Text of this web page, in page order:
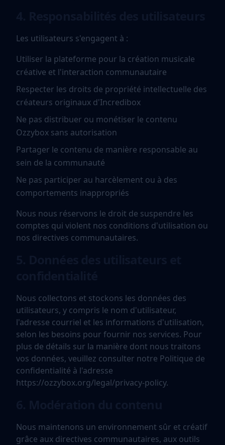
Les utilisateurs s'engagent à :
Utiliser la plateforme pour la création musicale
créative et l'interaction communautaire
Respecter les droits de propriété intellectuelle des
créateurs originaux d'Incredibox
Ne pas distribuer ou monétiser le contenu
Ozzybox sans autorisation
Partager le contenu de manière responsable au
sein de la communauté
Ne pas participer au harcèlement ou à des
comportements inappropriés
Nous nous réservons le droit de suspendre les
comptes qui violent nos conditions d'utilisation ou
nos directives communautaires.
Nous collectons et stockons les données des
utilisateurs, y compris le nom d'utilisateur,
l'adresse courriel et les informations d'utilisation,
selon les besoins pour fournir nos services. Pour
plus de détails sur la manière dont nous traitons
vos données, veuillez consulter notre Politique de
confidentialité à l'adresse
https://ozzybox.org/legal/privacy-policy.
Nous maintenons un environnement sûr et créatif
grâce aux directives communautaires, aux outils